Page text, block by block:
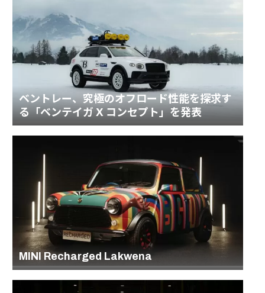
ベントレー、究極のオフロード性能を探求す
る「ベンテイガ X コンセプト」を発表
MINI Recharged Lakwena